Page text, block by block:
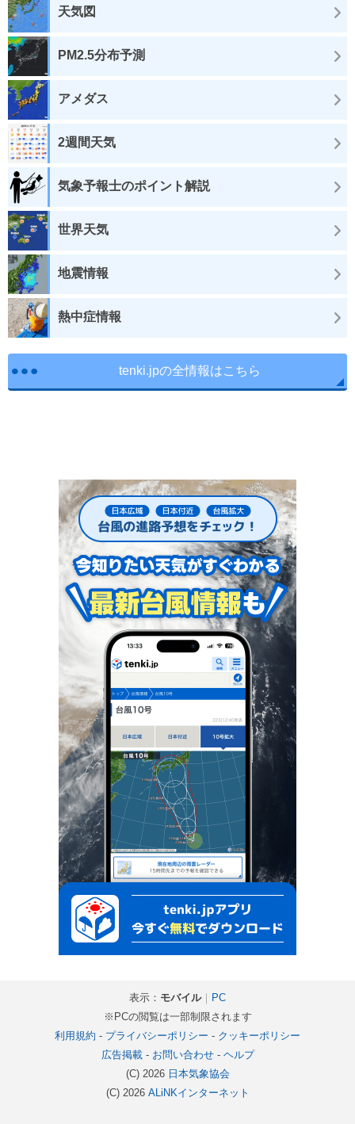
天気図
PM2.5分布予測
アメダス
2週間天気
気象予報士のポイント解説
世界天気
地震情報
熱中症情報
tenki.jpの全情報はこちら
表示： モバイル｜ PC
※PCの閲覧は一部制限されます
利用規約 - プライバシーポリシー - クッキーポリシー
広告掲載- お問い合わせ- ヘルプ
(C) 2026 日本気象協会
(C) 2026 ALiNKインターネット